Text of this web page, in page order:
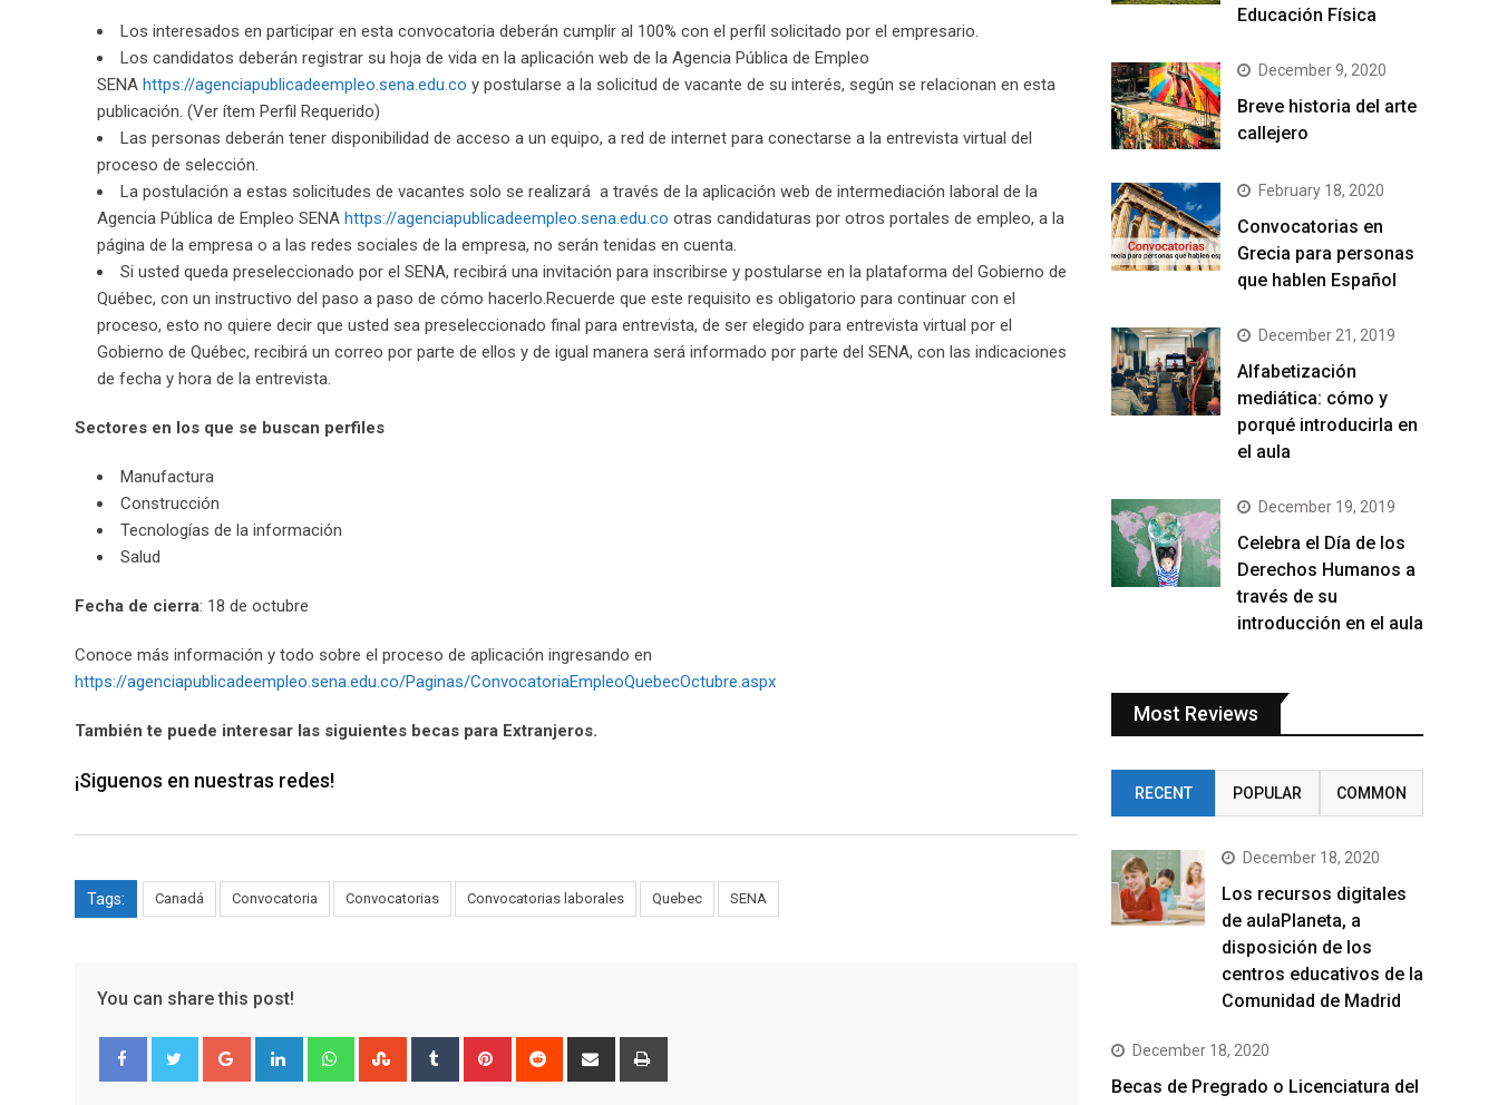
Los interesados en participar en esta convocatoria deberán cumplir al 100% con el perfil solicitado por el empresario.
Los candidatos deberán registrar su hoja de vida en la aplicación web de la Agencia Pública de Empleo
SENA https://agenciapublicadeempleo.sena.edu.co y postularse a la solicitud de vacante de su interés, según se relacionan en esta
publicación. (Ver ítem Perfil Requerido)
Las personas deberán tener disponibilidad de acceso a un equipo, a red de internet para conectarse a la entrevista virtual del
proceso de selección.
La postulación a estas solicitudes de vacantes solo se realizará a través de la aplicación web de intermediación laboral de la
Agencia Pública de Empleo SENA https://agenciapublicadeempleo.sena.edu.co otras candidaturas por otros portales de empleo, a la
página de la empresa o a las redes sociales de la empresa, no serán tenidas en cuenta.
Si usted queda preseleccionado por el SENA, recibirá una invitación para inscribirse y postularse en la plataforma del Gobierno de
Québec, con un instructivo del paso a paso de cómo hacerlo.Recuerde que este requisito es obligatorio para continuar con el
proceso, esto no quiere decir que usted sea preseleccionado final para entrevista, de ser elegido para entrevista virtual por el
Gobierno de Québec, recibirá un correo por parte de ellos y de igual manera será informado por parte del SENA, con las indicaciones
de fecha y hora de la entrevista.
Sectores en los que se buscan perfiles
Manufactura
Construcción
Tecnologías de la información
Salud
Fecha de cierra: 18 de octubre
Conoce más información y todo sobre el proceso de aplicación ingresando en
https://agenciapublicadeempleo.sena.edu.co/Paginas/ConvocatoriaEmpleoQuebecOctubre.aspx
También te puede interesar las siguientes becas para Extranjeros.
¡Siguenos en nuestras redes!
Tags: Canadá Convocatoria Convocatorias Convocatorias laborales Quebec SENA
You can share this post!
Google+ LinkedIn WhatsappStumbleUpon
Tumblr Pinterest Reddit
Share
Educación Física
December 9, 2020
Breve historia del arte
callejero
February 18, 2020
Convocatorias en
Grecia para personas
que hablen Español
December 21, 2019
Alfabetización
mediática: cómo y
porqué introducirla en
el aula
December 19, 2019
Celebra el Día de los
Derechos Humanos a
través de su
introducción en el aula
Most Reviews
RECENT POPULAR COMMON
December 18, 2020
Los recursos digitales
de aulaPlaneta, a
disposición de los
centros educativos de la
Comunidad de Madrid
December 18, 2020
Becas de Pregrado o Licenciatura del